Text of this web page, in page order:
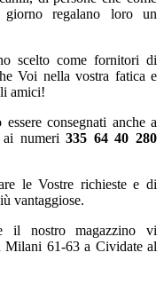
regalano loro un
scelto come fornitori di
Voi nella vostra fatica e
amici!
consegnati anche a
ai numeri335 64 40 280
le Vostre richieste e di
vantaggiose.
il nostro magazzino vi
Milani 61-63 a Cividate al